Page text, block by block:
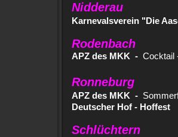
Nidderau
Karnevalsverein "Die
Rodenbach
APZ des MKK - Cocktail
Ronneburg
APZ des MKK -
Deutscher Hof - Hoffest
Schlüchtern